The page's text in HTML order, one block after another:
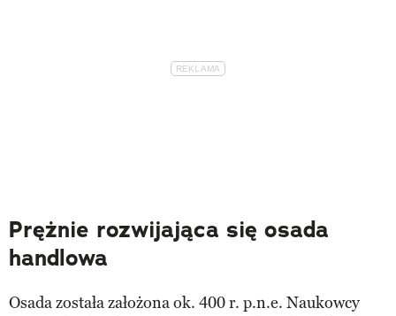
Prężnie rozwijająca się osada
handlowa
Osada została założona ok. 400 r. p.n.e. Naukowcy